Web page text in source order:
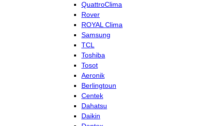
QuattroClima
Rover
ROYAL Clima
Samsung
TCL
Toshiba
Tosot
Aeronik
Berlingtoun
Centek
Dahatsu
Daikin